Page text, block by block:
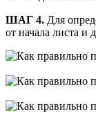
ШАГ 4. Для
от начала листа и